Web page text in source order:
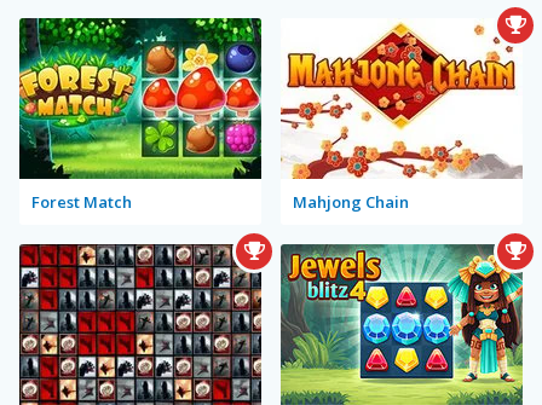
Forest Match Mahjong Chain